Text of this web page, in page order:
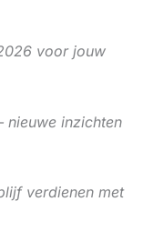
voor jouw
nieuwe inzichten
verdienen met